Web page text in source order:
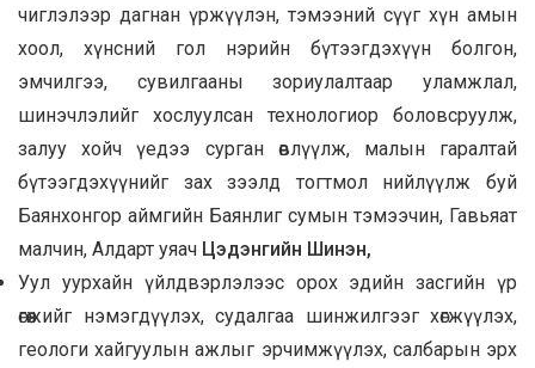
чиглэлээр дагнан үржүүлэн, тэмээний сүүг хүн амын
хоол, хүнсний гол нэрийн бүтээгдэхүүн болгон,
эмчилгээ, сувилгааны зориулалтаар уламжлал,
шинэчлэлийг хослуулсан технологиор боловсруулж,
залуу хойч үедээ сурган өвлүүлж, малын гаралтай
бүтээгдэхүүнийг зах зээлд тогтмол нийлүүлж буй
Баянхонгор аймгийн Баянлиг сумын тэмээчин, Гавьяат
малчин, Алдарт уяач Цэдэнгийн Шинэн,
Уул уурхайн үйлдвэрлэлээс орох эдийн засгийн үр
өгөөжийг нэмэгдүүлэх, судалгаа шинжилгээг хөгжүүлэх,
геологи хайгуулын ажлыг эрчимжүүлэх, салбарын эрх